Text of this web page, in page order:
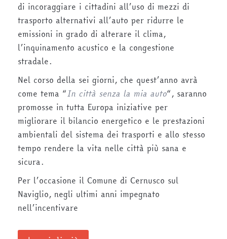
di incoraggiare i cittadini all’uso di mezzi di
trasporto alternativi all’auto per ridurre le
emissioni in grado di alterare il clima,
l’inquinamento acustico e la congestione
stradale.
Nel corso della sei giorni, che quest’anno avrà
come tema “In città senza la mia auto“, saranno
promosse in tutta Europa iniziative per
migliorare il bilancio energetico e le prestazioni
ambientali del sistema dei trasporti e allo stesso
tempo rendere la vita nelle città più sana e
sicura.
Per l’occasione il Comune di Cernusco sul
Naviglio, negli ultimi anni impegnato
nell’incentivare